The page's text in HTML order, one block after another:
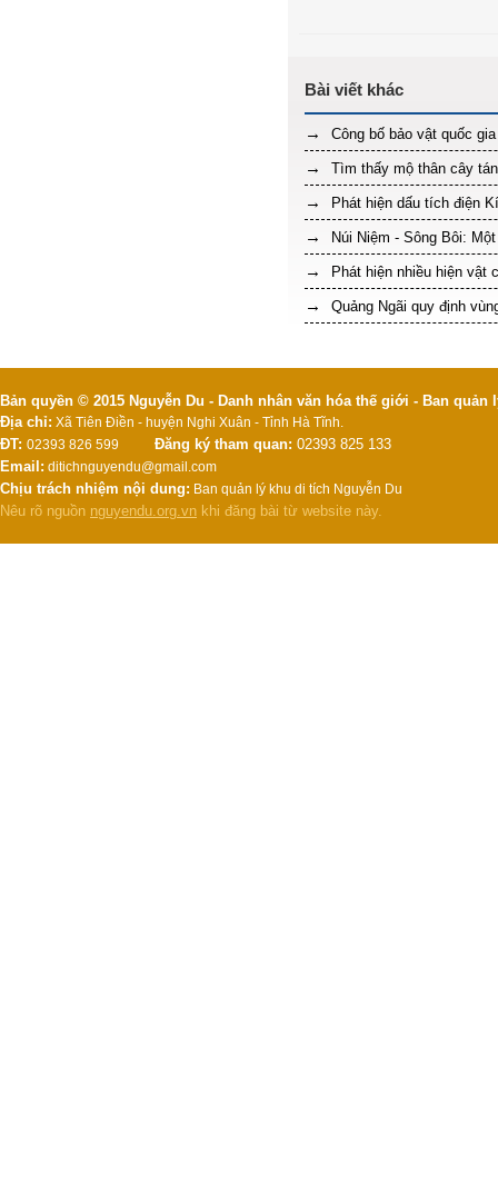
Công bố bảo vật quốc gia
Tìm thấy mộ thân cây
Phát hiện dấu tích điện
Núi Niệm - Sông Bôi:
Phát hiện nhiều hiện vật
Quảng Ngãi quy định
Bản quyền © 2015 Nguyễn Du - Danh nhân văn hóa thế giới - Ban
Địa chỉ: Xã Tiên Điền - huyện Nghi Xuân - Tỉnh Hà Tĩnh.
ĐT: 02393 826 599 Đăng ký tham quan: 02393 825 133
Email: ditichnguyendu@gmail.com
Chịu trách nhiệm nội dung: Ban quản lý khu di tích Nguyễn Du
Nêu rõ nguồn nguyendu.org.vn khi đăng bài từ website này.